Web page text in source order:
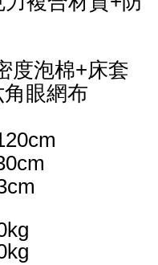
度泡棉+床套
眼網布